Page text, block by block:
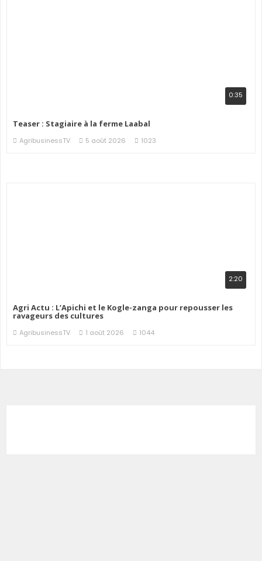
0:35
Teaser : Stagiaire à la ferme Laabal
AgribusinessTV 5 août 2026 1023
2:20
Agri Actu : L’Apichi et le Kogle-zanga pour repousser les
ravageurs des cultures
AgribusinessTV 1 août 2026 1044